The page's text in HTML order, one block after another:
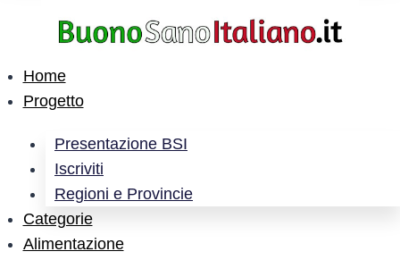
Home
Progetto
Presentazione BSI
Iscriviti
Regioni e Provincie
Categorie
Alimentazione